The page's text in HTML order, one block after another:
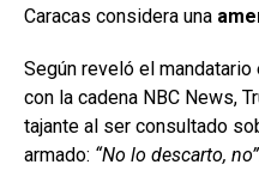
Caracas considera una
Según reveló el
con la cadena NBC News,
tajante al ser consultado
armado: “No lo descarto, no”